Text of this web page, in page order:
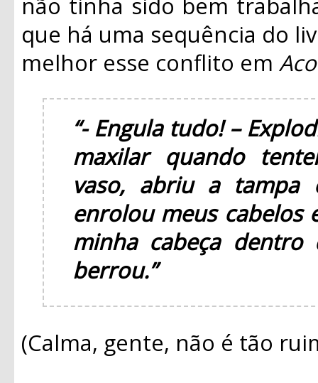
que há uma sequência do
melhor esse conflito em
“- Engula tudo! –
maxilar quando
vaso, abriu a tampa
enrolou meus cabelos
minha cabeça dentro
berrou.”
(Calma, gente, não é tão